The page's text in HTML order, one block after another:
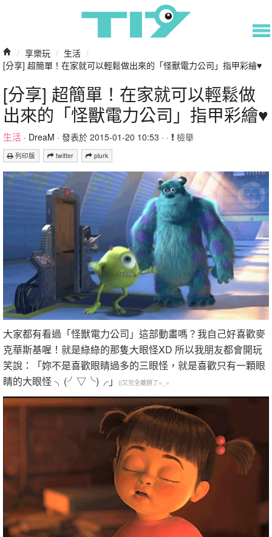
/ 享樂玩 / 生活 /
[分享] 超簡單！在家就可以輕鬆做出來的「怪獸電力公司」指甲彩繪♥
[分享] 超簡單！在家就可以輕鬆做
出來的「怪獸電力公司」指甲彩繪♥
生活 · DreaM · 發表於 2015-01-20 10:53 · · 檢舉
列印版 twitter plurk
大家都有看過「怪獸電力公司」這部動畫嗎？我自己好喜歡麥
克華斯基喔！就是綠綠的那隻大眼怪XD 所以我朋友都會開玩
笑說：「妳不是喜歡眼睛過多的三眼怪，就是喜歡只有一顆眼
睛的大眼怪 ╮(╯▽╰)╭」
((又完全離題了=_=